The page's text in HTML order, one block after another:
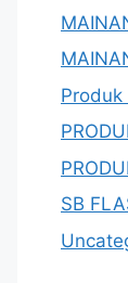
Produk
SB